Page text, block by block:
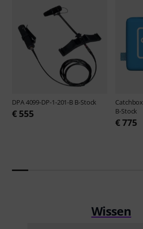
DPA4099-DP-1-201-B B-Stock
€ 555
Catchbox
B-Stock
€ 775
Wissen